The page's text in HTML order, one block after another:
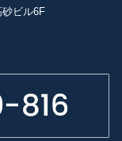
ビル6F